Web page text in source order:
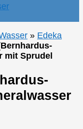
» Edeka
mit Sprudel